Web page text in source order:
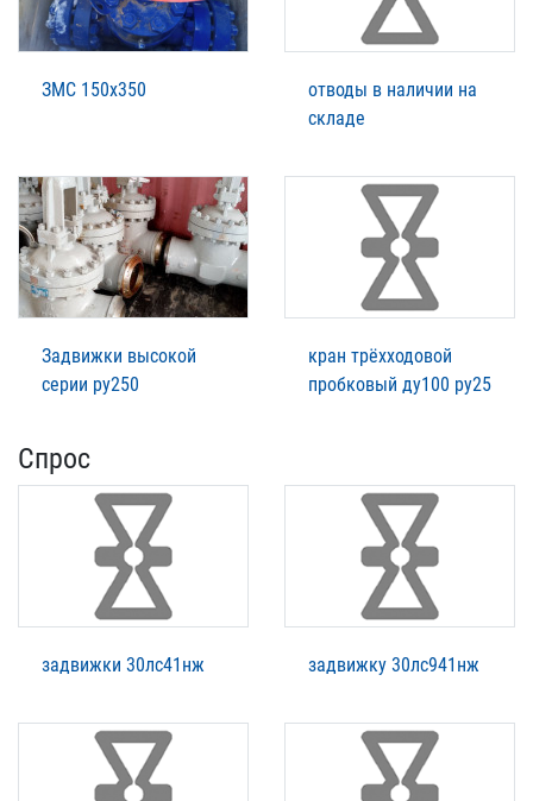
ЗМС 150х350
отводы в наличии на
складе
Задвижки высокой
серии ру250
кран трёхходовой
пробковый ду100 ру25
Спрос
задвижки 30лс41нж задвижку 30лс941нж